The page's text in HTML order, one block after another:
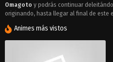
Omagoto y podrás continuar
originando, hasta llegar al final de este
Animes más vistos